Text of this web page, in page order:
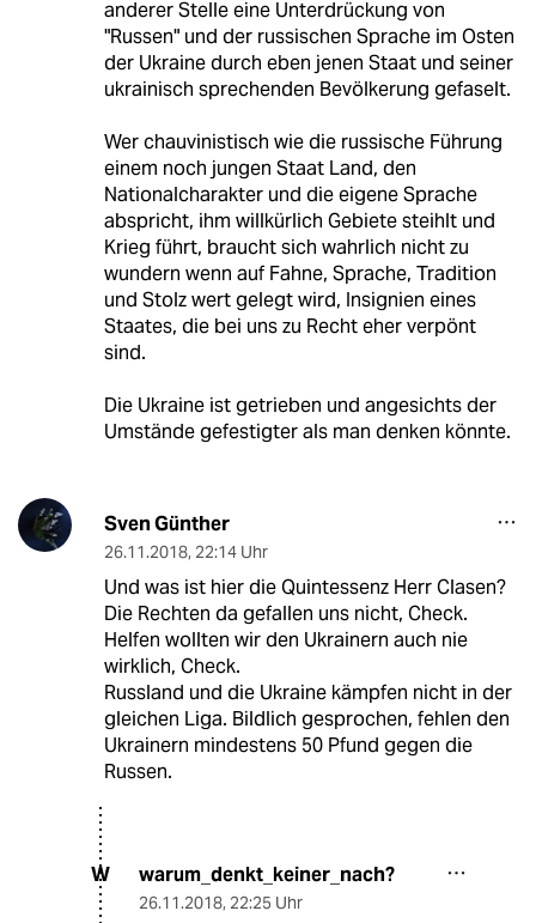
anderer Stelle eine Unterdrückung von
"Russen" und der russischen Sprache im Osten
der Ukraine durch eben jenen Staat und seiner
ukrainisch sprechenden Bevölkerung gefaselt.
Wer chauvinistisch wie die russische Führung
einem noch jungen Staat Land, den
Nationalcharakter und die eigene Sprache
abspricht, ihm willkürlich Gebiete steihlt und
Krieg führt, braucht sich wahrlich nicht zu
wundern wenn auf Fahne, Sprache, Tradition
und Stolz wert gelegt wird, Insignien eines
Staates, die bei uns zu Recht eher verpönt
sind.
Die Ukraine ist getrieben und angesichts der
Umstände gefestigter als man denken könnte.
Sven Günther
26.11.2018, 22:14 Uhr
Und was ist hier die Quintessenz Herr Clasen?
Die Rechten da gefallen uns nicht, Check.
Helfen wollten wir den Ukrainern auch nie
wirklich, Check.
Russland und die Ukraine kämpfen nicht in der
gleichen Liga. Bildlich gesprochen, fehlen den
Ukrainern mindestens 50 Pfund gegen die
Russen.
W warum_denkt_keiner_nach?
26.11.2018, 22:25 Uhr